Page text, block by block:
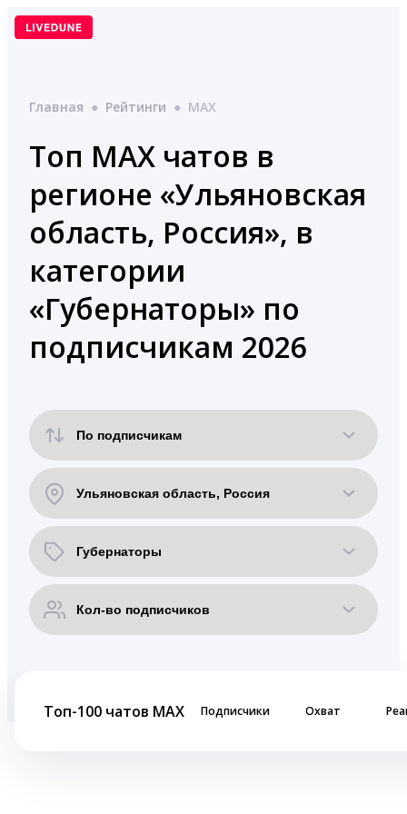
Перейти
Главная ● Рейтинги ● MAX
Топ MAX чатов в
регионе «Ульяновская
область, Россия», в
категории
«Губернаторы» по
подписчикам 2026
Топ-100 чатов MAX Подписчики Охват